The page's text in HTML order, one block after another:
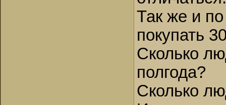
Так же и
покупать
Сколько
полгода?
Сколько